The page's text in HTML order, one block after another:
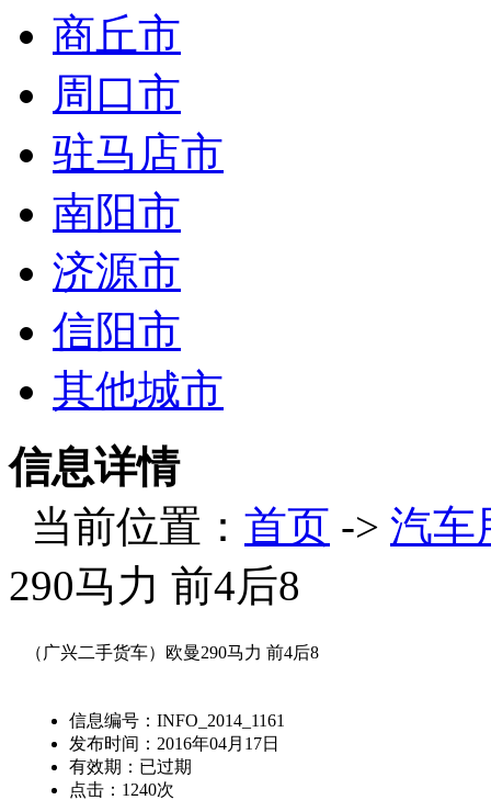
商丘市
周口市
驻马店市
南阳市
济源市
信阳市
其他城市
信息详情
当前位置： 首页 -> 汽车
290马力 前4后8
（广兴二手货车）欧曼290马力 前4后8
信息编号： INFO_2014_1161
发布时间： 2016年04月17日
有效期： 已过期
点击： 1240次